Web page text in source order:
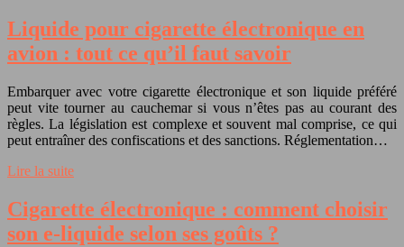
Liquide pour cigarette électronique en
avion : tout ce qu’il faut savoir
Embarquer avec votre cigarette électronique et son liquide préféré
peut vite tourner au cauchemar si vous n’êtes pas au courant des
règles. La législation est complexe et souvent mal comprise, ce qui
peut entraîner des confiscations et des sanctions. Réglementation…
Lire la suite
Cigarette électronique : comment choisir
son e-liquide selon ses goûts ?